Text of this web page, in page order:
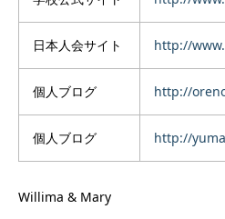
日本人会サイト http://
個人ブログ http://
個人ブログ http://
Willima & Mary